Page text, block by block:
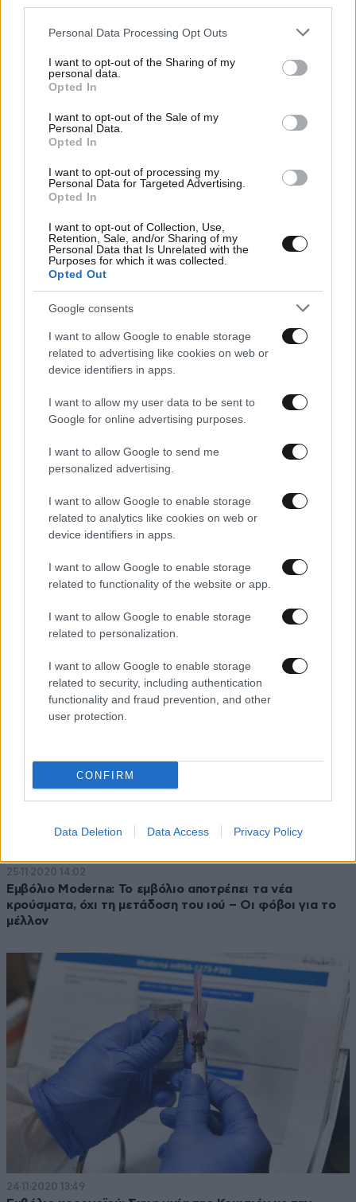
Please note that this website/app uses one or more Google
not limited to your visit or usage behaviour. You may click to
grant or deny consent to Google and its third-party tags to
use your data for below specified purposes in below Google
consent section.
Personal Data Processing Opt Outs
I want to opt-out of the Sharing of my
personal data.
Opted In
I want to opt-out of the Sale of my
Personal Data.
Opted In
I want to opt-out of processing my
Personal Data for Targeted Advertising.
Opted In
I want to opt-out of Collection, Use,
Retention, Sale, and/or Sharing of my
Personal Data that Is Unrelated with the
Purposes for which it was collected.
Opted Out
Google consents
I want to allow Google to enable storage
related to advertising like cookies on web or
device identifiers in apps.
I want to allow my user data to be sent to
Google for online advertising purposes.
I want to allow Google to send me
personalized advertising.
I want to allow Google to enable storage
related to analytics like cookies on web or
device identifiers in apps.
I want to allow Google to enable storage
related to functionality of the website or app.
I want to allow Google to enable storage
related to personalization.
I want to allow Google to enable storage
related to security, including authentication
functionality and fraud prevention, and other
user protection.
CONFIRM
Data Deletion Data Access Privacy Policy
25·11·2020 16:12
Εμβόλια κορονοϊού: Ελπίδες για θετική γνωμοδότηση
πριν από τα Χριστούγεννα
25·11·2020 14:40
Εμβόλιο Moderna: Ολοκληρώθηκε η συμφωνία με την
25·11·2020 14:02
Εμβόλιο Moderna: Το εμβόλιο αποτρέπει τα νέα
κρούσματα, όχι τη μετάδοση του ιού – Οι φόβοι για το
μέλλον
24·11·2020 13:49